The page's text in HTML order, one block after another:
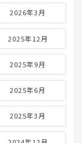
2026年3月
2025年12月
2025年9月
2025年6月
2025年3月